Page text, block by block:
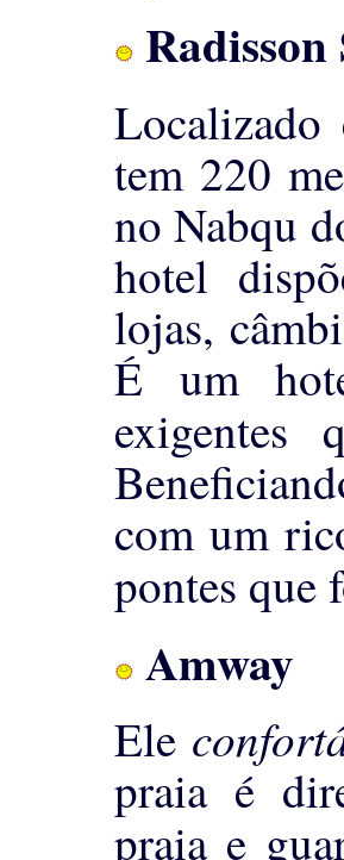
tem 220
no Nabqu
hotel
lojas,
É um
exigentes
com um
pontes que
Amway
Ele
praia é
praia e